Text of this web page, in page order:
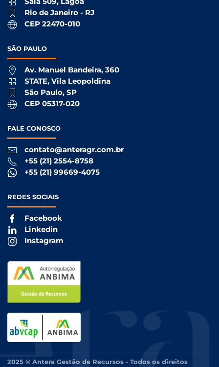
Rio de Janeiro - RJ
CEP 22470-010
SÃO PAULO
Av. Manuel Bandeira, 360
STATE, Vila Leopoldina
São Paulo, SP
CEP 05317-020
FALE CONOSCO
contato@anteragr.com.br
+55 (21) 2554-8758
+55 (21) 99669-4075
REDES SOCIAIS
Facebook
Linkedin
Instagram
2025 © Antera Gestão de Recursos - Todos os direitos